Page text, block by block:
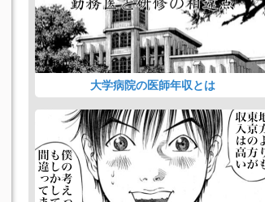
大学病院の医師年収とは